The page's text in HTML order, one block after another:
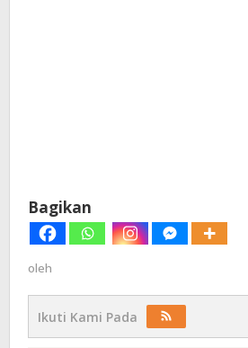
Bagikan
oleh
Ikuti Kami Pada